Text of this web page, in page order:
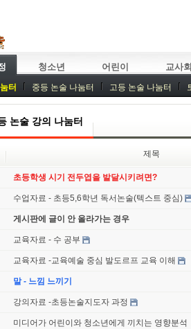
청소년 어린이 교사
터 중등 논술 나눔터 고등 논술 나눔터
중등논술 강사 기획회의 외부강좌
논술 강의 나눔터
제목
초등학생 시기 전두엽을 발달시키려면?
수업자료 - 초등5,6학년 독서논술(텍스트 중심)
게시판에 글이 안 올라가는 경우
교육자료 - 수 공부
교육자료 -교육예술 중심 발도르프 교육 이해
말 - 느낌 느끼기
강의자료 -초등논술지도자 과정
미디어가 어린이와 청소년에게 끼치는 영향분석